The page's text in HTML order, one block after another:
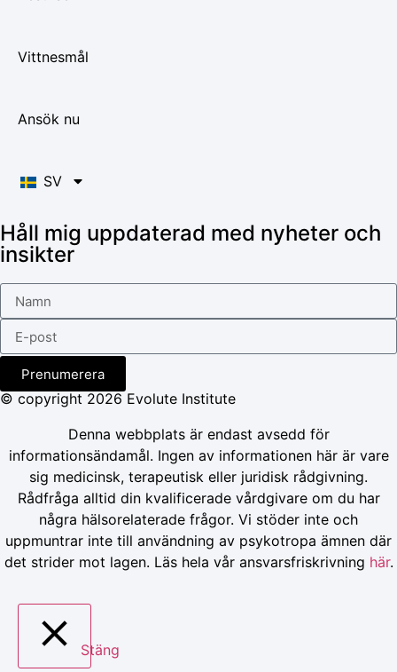
Vittnesmål
Ansök nu
SV
Håll mig uppdaterad med nyheter och
insikter
Prenumerera
© copyright 2026 Evolute Institute
Denna webbplats är endast avsedd för
informationsändamål. Ingen av informationen här är vare
sig medicinsk, terapeutisk eller juridisk rådgivning.
Rådfråga alltid din kvalificerade vårdgivare om du har
några hälsorelaterade frågor. Vi stöder inte och
uppmuntrar inte till användning av psykotropa ämnen där
det strider mot lagen. Läs hela vår ansvarsfriskrivning här.
Stäng